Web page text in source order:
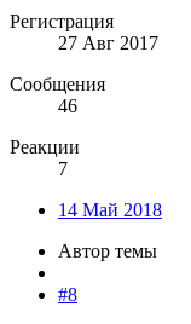
Регистрация
27 Авг 2017
Сообщения
46
Реакции
7
14 Май 2018
Автор темы
#8